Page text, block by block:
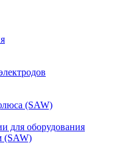
(SAW)
для оборудования
(SAW)